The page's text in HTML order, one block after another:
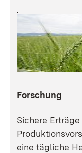
Forschung
Sichere
eine tägliche